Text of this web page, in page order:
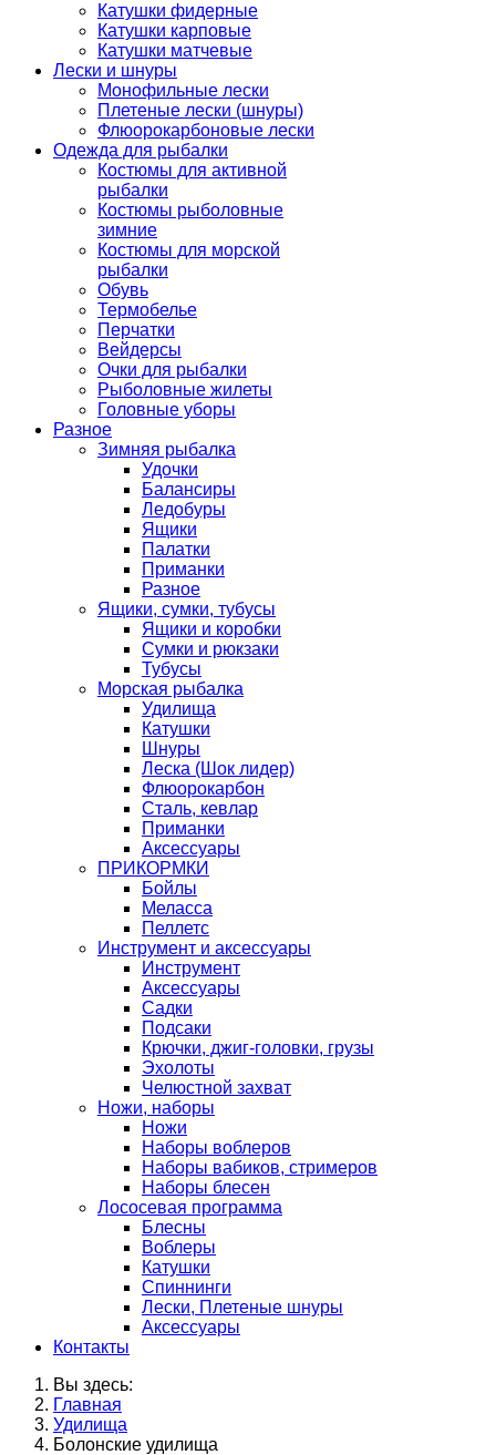
Катушки фидерные
Катушки карповые
Катушки матчевые
Лески и шнуры
Монофильные лески
Плетеные лески (шнуры)
Флюорокарбоновые лески
Одежда для рыбалки
Костюмы для активной
рыбалки
Костюмы рыболовные
зимние
Костюмы для морской
рыбалки
Обувь
Термобелье
Перчатки
Вейдерсы
Очки для рыбалки
Рыболовные жилеты
Головные уборы
Разное
Зимняя рыбалка
Удочки
Балансиры
Ледобуры
Ящики
Палатки
Приманки
Разное
Ящики, сумки, тубусы
Ящики и коробки
Сумки и рюкзаки
Тубусы
Морская рыбалка
Удилища
Катушки
Шнуры
Леска (Шок лидер)
Флюорокарбон
Сталь, кевлар
Приманки
Аксессуары
ПРИКОРМКИ
Бойлы
Меласса
Пеллетс
Инструмент и аксессуары
Инструмент
Аксессуары
Садки
Подсаки
Крючки, джиг-головки, грузы
Эхолоты
Челюстной захват
Ножи, наборы
Ножи
Наборы воблеров
Наборы вабиков, стримеров
Наборы блесен
Лососевая программа
Блесны
Воблеры
Катушки
Спиннинги
Лески, Плетеные шнуры
Аксессуары
Контакты
Вы здесь:
Главная
Удилища
Болонские удилища